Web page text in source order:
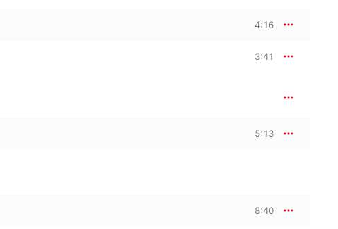
4:16
3:41
5:13
8:40